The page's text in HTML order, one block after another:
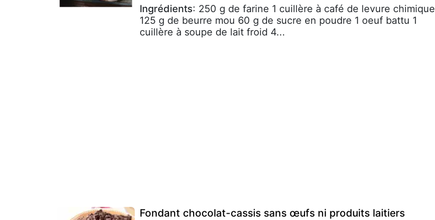
Ingrédients: 250 g de farine 1 cuillère à café de levure chimique
125 g de beurre mou 60 g de sucre en poudre 1 oeuf battu 1
cuillère à soupe de lait froid 4...
Fondant chocolat-cassis sans œufs ni produits laitiers